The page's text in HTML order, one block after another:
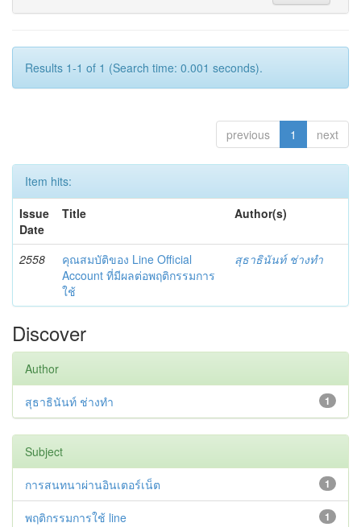
Results 1-1 of 1 (Search time: 0.001 seconds).
previous 1 next
Item hits:
Issue
Date
Title Author(s)
2558
คุณสมบัติของ Line Official
Account ที่มีผลต่อพฤติกรรมการ
ใช้
สุธาธินันท์ ช่างทำ
Discover
Author
1
สุธาธินันท์ ช่างทำ
Subject
1
การสนทนาผ่านอินเตอร์เน็ต
1
พฤติกรรมการใช้ line